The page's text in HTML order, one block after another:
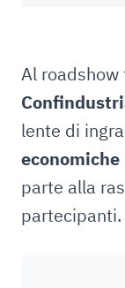
Al
lente di
parte alla
partecipanti.